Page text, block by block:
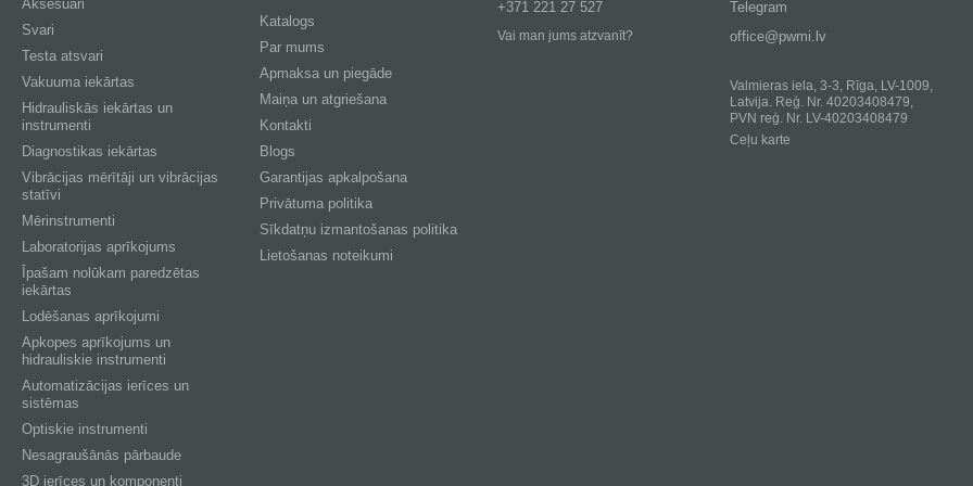
Aksesuāri
Svari
Testa atsvari
Vakuuma iekārtas
Hidrauliskās iekārtas un
instrumenti
Diagnostikas iekārtas
Vibrācijas mērītāji un vibrācijas
statīvi
Mērinstrumenti
Laboratorijas aprīkojums
Īpašam nolūkam paredzētas
iekārtas
Lodēšanas aprīkojumi
Apkopes aprīkojums un
hidrauliskie instrumenti
Automatizācijas ierīces un
sistēmas
Optiskie instrumenti
Nesagraušānās pārbaude
3D ierīces un komponenti
Katalogs
Par mums
Apmaksa un piegāde
Maiņa un atgriešana
Kontakti
Blogs
Garantijas apkalpošana
Privātuma politika
Sīkdatņu izmantošanas politika
Lietošanas noteikumi
+371 221 27 527
Vai man jums atzvanīt?
Telegram
office@pwmi.lv
Valmieras iela, 3-3, Rīga, LV-1009,
Latvija. Reģ. Nr. 40203408479,
PVN reģ. Nr. LV-40203408479
Ceļu karte